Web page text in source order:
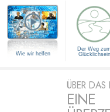
Wie wir helfen
Der Weg zum
Glücklichsein
ÜBER
EINE